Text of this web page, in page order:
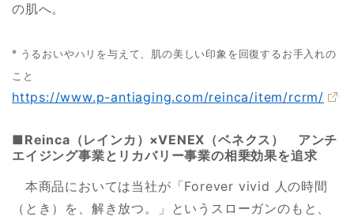
の肌へ。
※
うるおいやハリを与えて、肌の美しい印象を回復するお手入れの
こと
https://www.p-antiaging.com/reinca/item/rcrm/
■Reinca（レインカ）×VENEX（ベネクス） アンチ
エイジング事業とリカバリー事業の相乗効果を追求
本商品においては当社が「Forever vivid 人の時間
（とき）を、解き放つ。」というスローガンのもと、